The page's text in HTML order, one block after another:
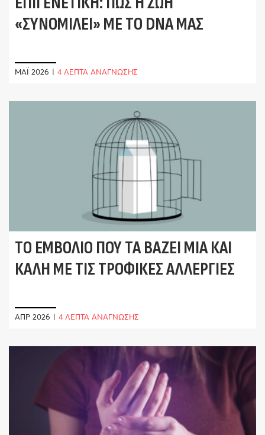
«ΣΥΝΟΜΙΛΕΊ» ΜΕ ΤΟ DNA ΜΑΣ
ΜΆΙ 2026 | 4 ΛΕΠΤΑ ΑΝΑΓΝΩΣΗΣ
ΤΟ ΕΜΒΌΛΙΟ ΠΟΥ ΤΑ ΒΆΖΕΙ ΜΙΑ ΚΑΙ
ΚΑΛΉ ΜΕ ΤΙΣ ΤΡΟΦΙΚΈΣ ΑΛΛΕΡΓΊΕΣ
ΑΠΡ 2026 | 4 ΛΕΠΤΑ ΑΝΑΓΝΩΣΗΣ